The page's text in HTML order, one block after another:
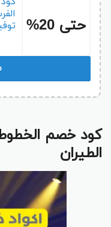
حتى 20%
كود خصم
الطيران